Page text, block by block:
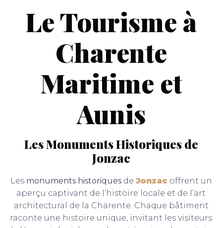
Le Tourisme à
Charente
Maritime et
Aunis
Les Monuments Historiques de
Jonzac
Les monuments historiquesde Jonzacoffrent un
aperçu captivant de l’histoire locale et de l’art
architectural de la Charente. Chaque bâtiment
raconte une histoire unique, invitant les visiteurs